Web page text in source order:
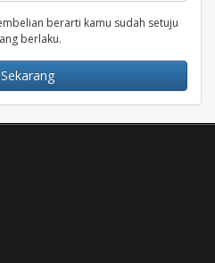
berarti kamu sudah setuju
berlaku.